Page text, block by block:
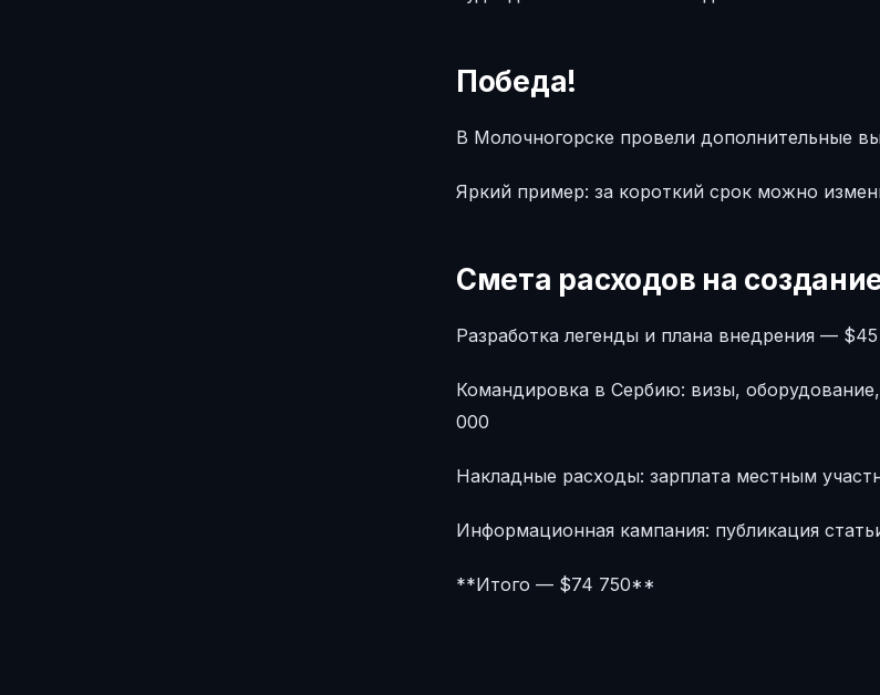
Победа!
В Молочногорске провели дополнительные
Яркий пример: за короткий срок можно
Смета расходов на
Разработка легенды и плана внедрения —
Командировка в Сербию: визы,
000
Накладные расходы: зарплата местным
Информационная кампания: публикация
**Итого — $74 750**